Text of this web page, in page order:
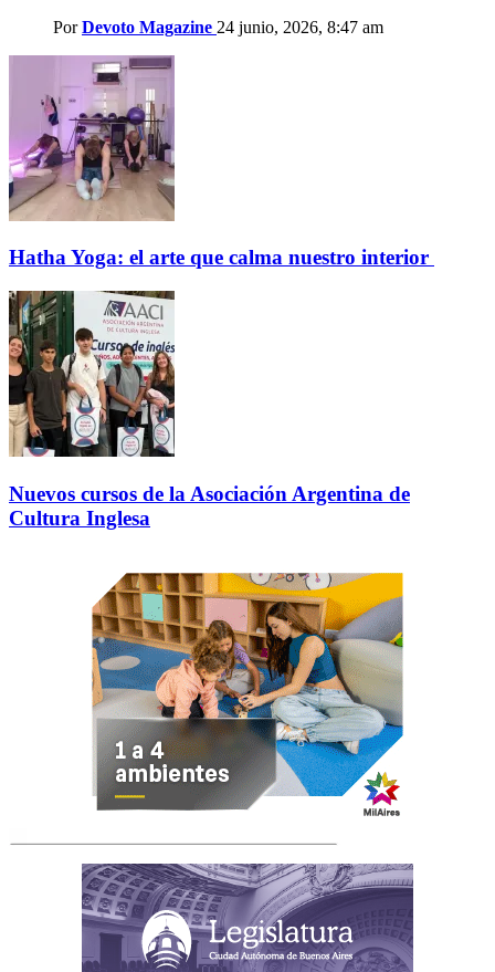
Por Devoto Magazine 24 junio, 2026, 8:47 am
Hatha Yoga: el arte que calma nuestro interior
Nuevos cursos de la Asociación Argentina de
Cultura Inglesa